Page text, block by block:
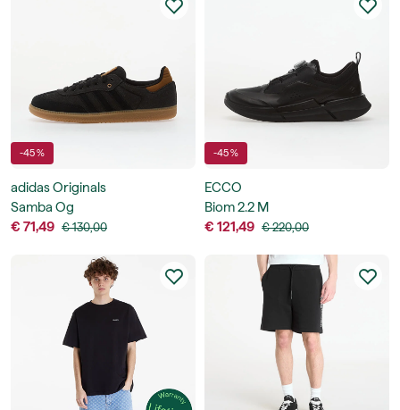
-45 %
adidas Originals
Samba Og
€ 71,49 € 130,00
-45 %
ECCO
Biom 2.2 M
€ 121,49 € 220,00